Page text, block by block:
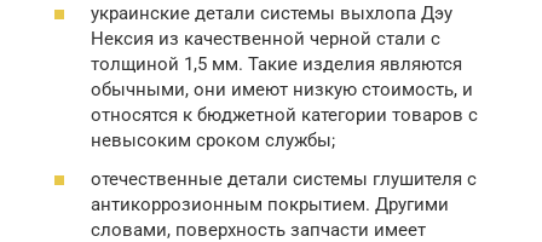
украинские детали системы выхлопа Дэу
Нексия из качественной черной стали с
толщиной 1,5 мм. Такие изделия являются
обычными, они имеют низкую стоимость, и
относятся к бюджетной категории товаров с
невысоким сроком службы;
отечественные детали системы глушителя с
антикоррозионным покрытием. Другими
словами, поверхность запчасти имеет